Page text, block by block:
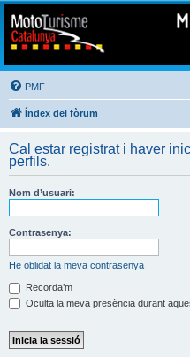
Mototurisme
Turisme en moto en català
PMF
Índex del fòrum
Cal estar registrat i haver
perfils.
Nom d’usuari:
Contrasenya:
He oblidat la meva contrasenya
Recorda’m
Oculta la meva presència durant